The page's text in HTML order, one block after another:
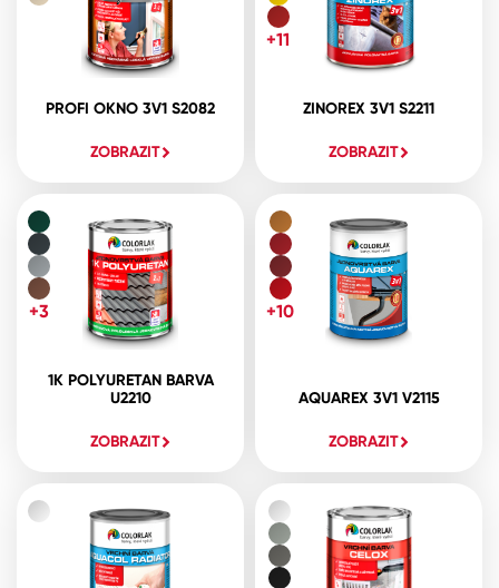
PROFI OKNO 3V1 S2082
ZOBRAZIT
ZINOREX 3V1 S2211
ZOBRAZIT
+11
1K POLYURETAN BARVA
U2210
ZOBRAZIT
+3
AQUAREX 3V1 V2115
ZOBRAZIT
+10